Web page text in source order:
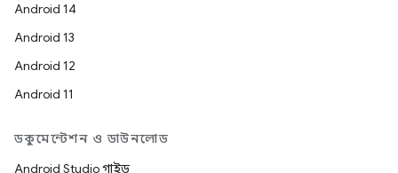
Android 14
Android 13
Android 12
Android 11
ডকুমেন্টেশন ও ডাউনলোড
Android Studio গাইড